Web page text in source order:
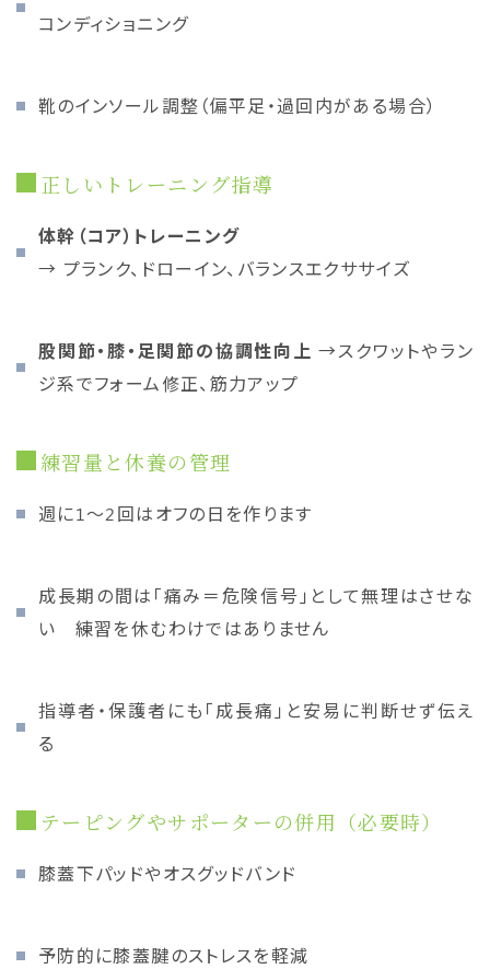
コンディショニング
靴のインソール調整（偏平足・過回内がある場合）
正しいトレーニング指導
体幹（コア）トレーニング
→ プランク、ドローイン、バランスエクササイズ
股関節・膝・足関節の協調性向上 →スクワットやラン
ジ系でフォーム修正、筋力アップ
練習量と休養の管理
週に1〜2回はオフの日を作ります
成長期の間は「痛み＝危険信号」として無理はさせな
い 練習を休むわけではありません
指導者・保護者にも「成長痛」と安易に判断せず伝え
る
テーピングやサポーターの併用（必要時）
膝蓋下パッドやオスグッドバンド
予防的に膝蓋腱のストレスを軽減